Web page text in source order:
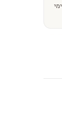
משלוחים מהירים – מהיום להיום באזורים נבחרים, עד 3 ימי עסקים ליעדים רגילים ועד 5 ימי